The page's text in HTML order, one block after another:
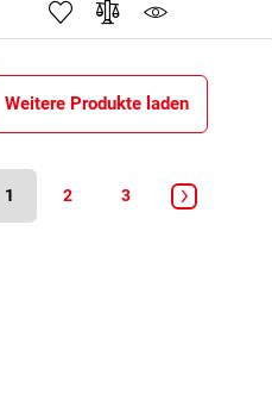
Weitere Produkte laden
1 2 3